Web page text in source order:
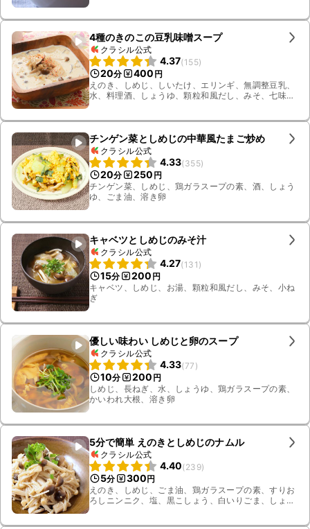
4種のきのこの豆乳味噌スープ
クラシル公式
4.37(155)
20分 400 円
えのき、しめじ、しいたけ、エリンギ、無調整豆乳、
水、料理酒、しょうゆ、顆粒和風だし、みそ、七味唐
チンゲン菜としめじの中華風たまご炒め
クラシル公式
4.33(355)
20分 250 円
チンゲン菜、しめじ、鶏ガラスープの素、酒、しょう
ゆ、ごま油、溶き卵
キャベツとしめじのみそ汁
クラシル公式
4.27(131 )
15分 200 円
キャベツ、しめじ、お湯、顆粒和風だし、みそ、小ね
ぎ
優しい味わい しめじと卵のスープ
クラシル公式
4.33(77 )
10分 200 円
しめじ、長ねぎ、水、しょうゆ、鶏ガラスープの素、
かいわれ大根、溶き卵
5分で簡単 えのきとしめじのナムル
クラシル公式
4.40(239)
5分 300円
えのき、しめじ、ごま油、鶏ガラスープの素、すりお
ろしニンニク、塩、黒こしょう、白いりごま、しょう